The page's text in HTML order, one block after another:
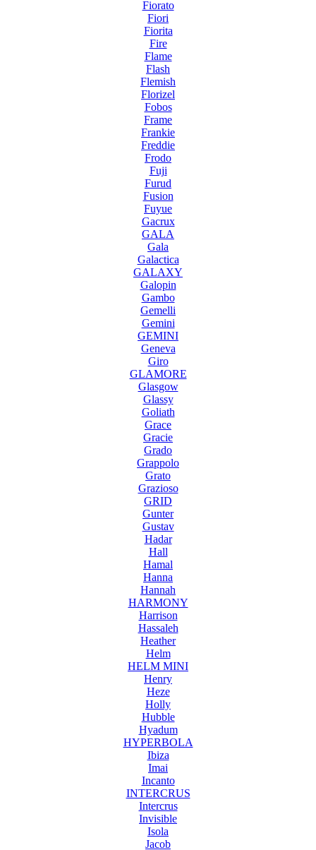
Fiorato
Fiori
Fiorita
Fire
Flame
Flash
Flemish
Florizel
Fobos
Frame
Frankie
Freddie
Frodo
Fuji
Furud
Fusion
Fuyue
Gacrux
GALA
Gala
Galactica
GALAXY
Galopin
Gambo
Gemelli
Gemini
GEMINI
Geneva
Giro
GLAMORE
Glasgow
Glassy
Goliath
Grace
Gracie
Grado
Grappolo
Grato
Grazioso
GRID
Gunter
Gustav
Hadar
Hall
Hamal
Hanna
Hannah
HARMONY
Harrison
Hassaleh
Heather
Helm
HELM MINI
Henry
Heze
Holly
Hubble
Hyadum
HYPERBOLA
Ibiza
Imai
Incanto
INTERCRUS
Intercrus
Invisible
Isola
Jacob